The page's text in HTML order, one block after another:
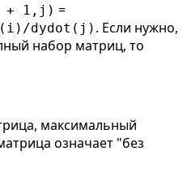
+ 1,j) =
dydot(j) . Если нужно,
набор матриц, то
максимальный
означает "без